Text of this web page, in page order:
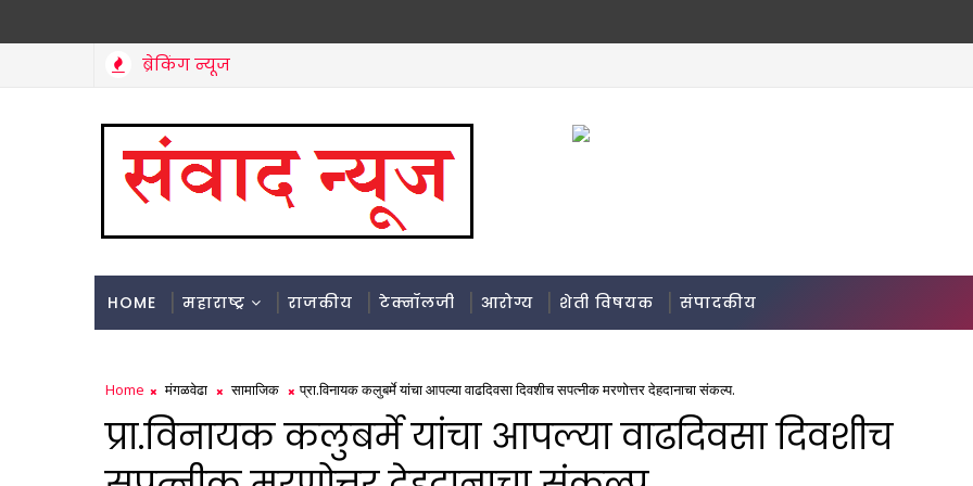
ब्रेकिंग न्यूज
HOME महाराष्ट्र राजकीय टेक्नॉलजी आरोग्य शेती विषयक संपादकीय
Home मंगळवेढा सामाजिक प्रा.विनायक कलुबर्मे यांचा आपल्या वाढदिवसा दिवशीच सपत्नीक मरणोत्तर देहदानाचा संकल्प.
प्रा.विनायक कलुबर्मे यांचा आपल्या वाढदिवसा दिवशीच